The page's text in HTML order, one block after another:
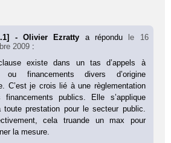
- Olivier Ezratty a répondu le 16
2009 :
existe dans un tas d’appels à
ou financements divers d’origine
C’est je crois lié à une règlementation
publics. Elle s’applique
toute prestation pour le secteur public.
cela truande un max pour
la mesure.